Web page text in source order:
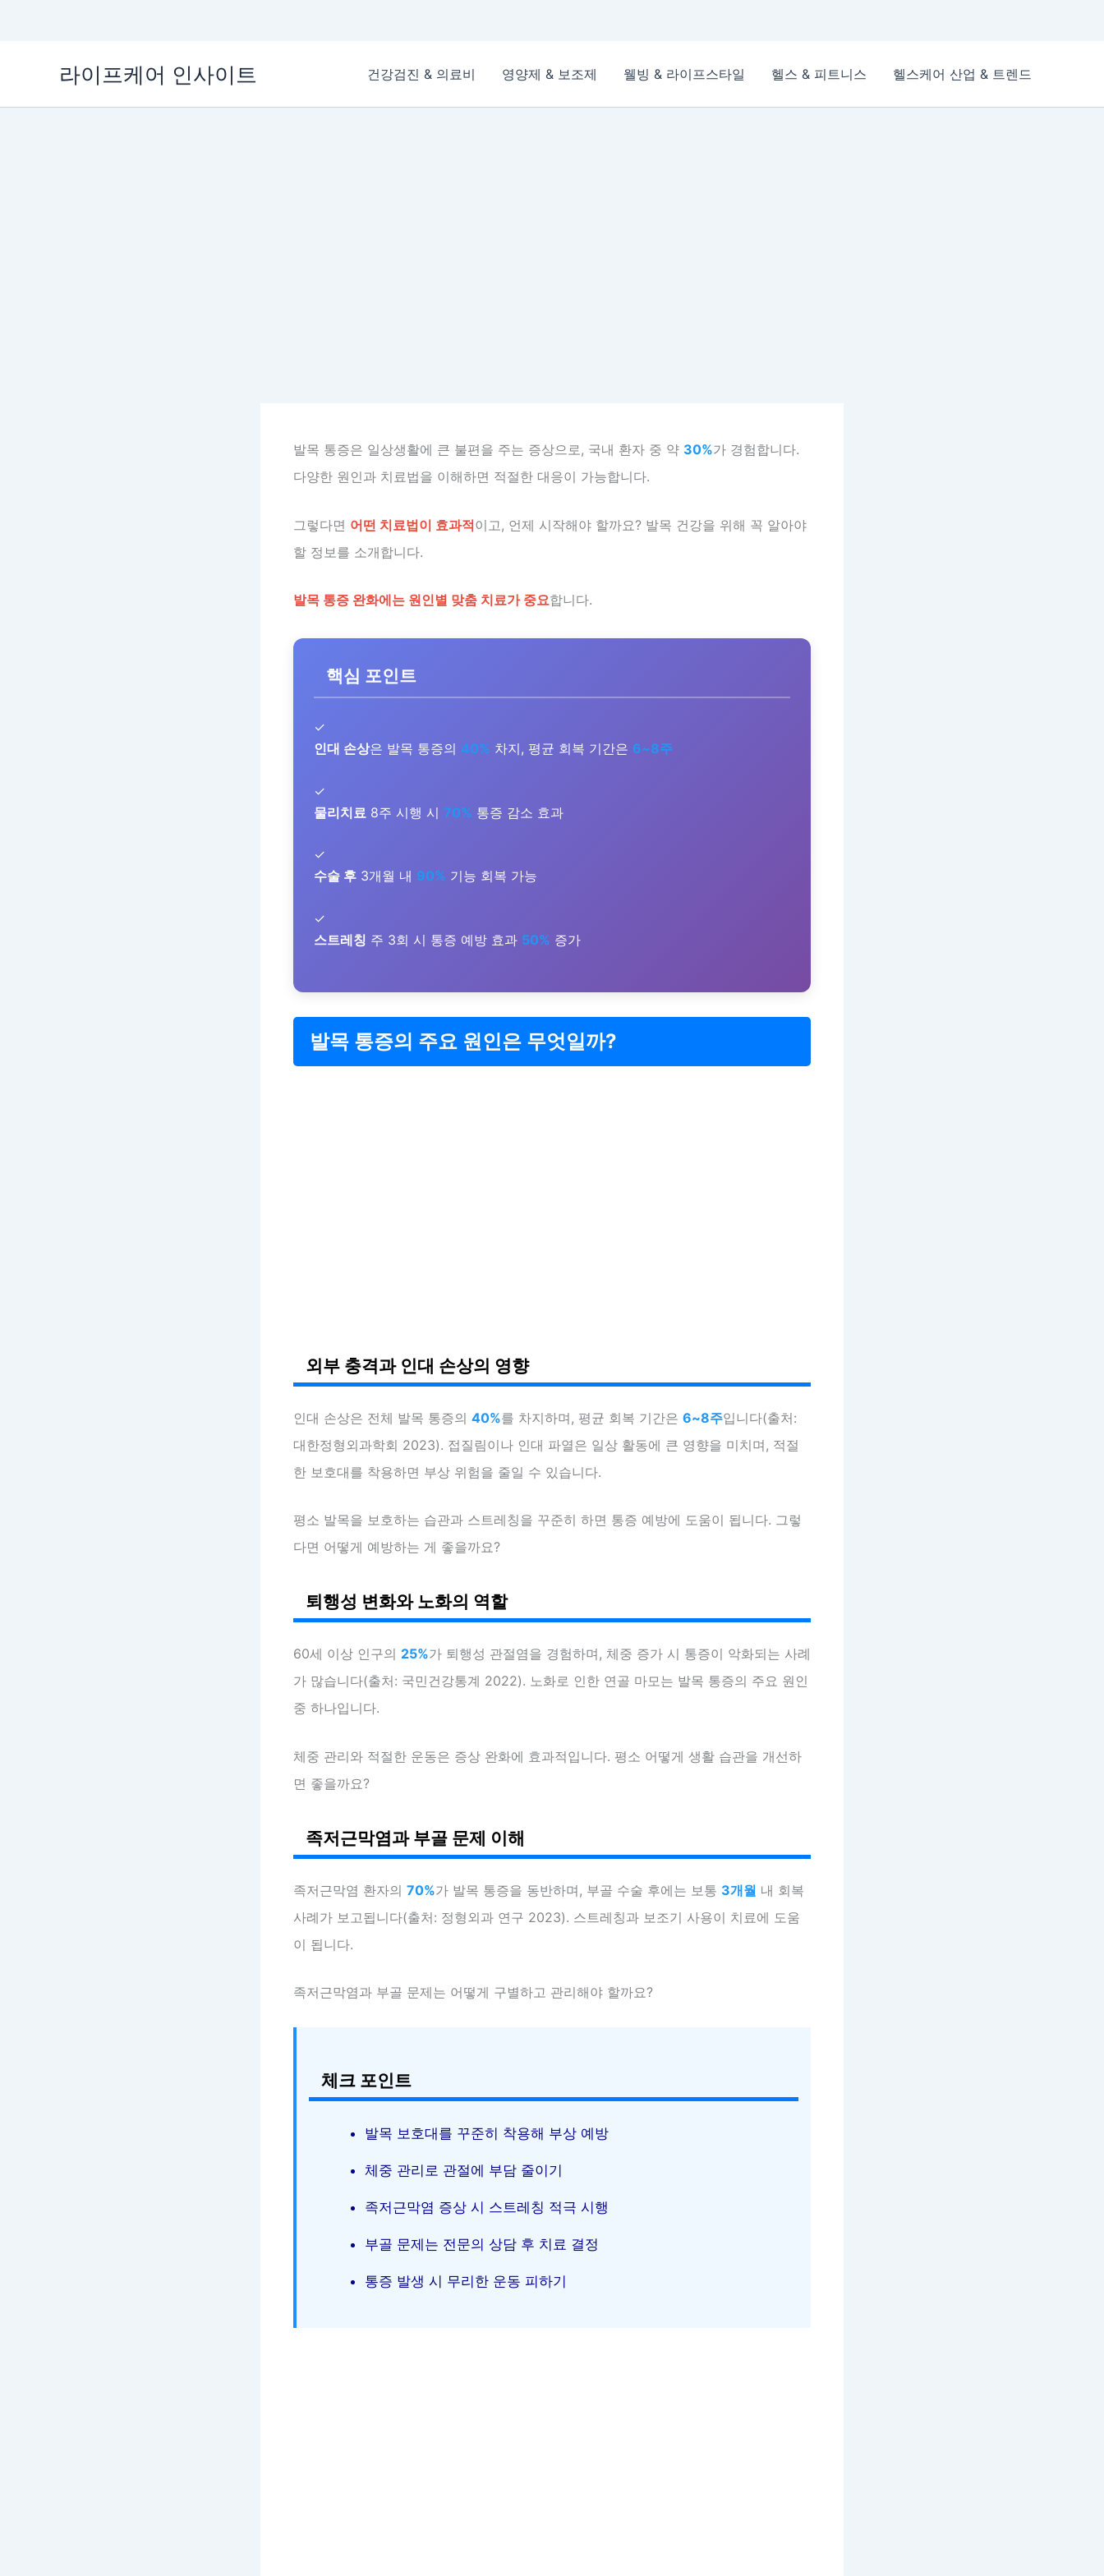
라이프케어 인사이트 건강검진 & 의료비 영양제 & 보조제 웰빙 & 라이프스타일 헬스 & 피트니스 헬스케어 산업 & 트렌드
발목 통증은 일상생활에 큰 불편을 주는 증상으로, 국내 환자 중 약 30%가 경험합니다.
다양한 원인과 치료법을 이해하면 적절한 대응이 가능합니다.
그렇다면 어떤 치료법이 효과적이고, 언제 시작해야 할까요? 발목 건강을 위해 꼭 알아야
할 정보를 소개합니다.
발목 통증 완화에는 원인별 맞춤 치료가 중요합니다.
핵심 포인트
✓
인대 손상은 발목 통증의 40% 차지, 평균 회복 기간은 6~8주
✓
물리치료 8주 시행 시 70% 통증 감소 효과
✓
수술 후 3개월 내 90% 기능 회복 가능
✓
스트레칭 주 3회 시 통증 예방 효과 50% 증가
발목 통증의 주요 원인은 무엇일까?
외부 충격과 인대 손상의 영향
인대 손상은 전체 발목 통증의 40%를 차지하며, 평균 회복 기간은 6~8주입니다(출처:
대한정형외과학회 2023). 접질림이나 인대 파열은 일상 활동에 큰 영향을 미치며, 적절
한 보호대를 착용하면 부상 위험을 줄일 수 있습니다.
평소 발목을 보호하는 습관과 스트레칭을 꾸준히 하면 통증 예방에 도움이 됩니다. 그렇
다면 어떻게 예방하는 게 좋을까요?
퇴행성 변화와 노화의 역할
60세 이상 인구의 25%가 퇴행성 관절염을 경험하며, 체중 증가 시 통증이 악화되는 사례
가 많습니다(출처: 국민건강통계 2022). 노화로 인한 연골 마모는 발목 통증의 주요 원인
중 하나입니다.
체중 관리와 적절한 운동은 증상 완화에 효과적입니다. 평소 어떻게 생활 습관을 개선하
면 좋을까요?
족저근막염과 부골 문제 이해
족저근막염 환자의 70%가 발목 통증을 동반하며, 부골 수술 후에는 보통 3개월 내 회복
사례가 보고됩니다(출처: 정형외과 연구 2023). 스트레칭과 보조기 사용이 치료에 도움
이 됩니다.
족저근막염과 부골 문제는 어떻게 구별하고 관리해야 할까요?
체크 포인트
발목 보호대를 꾸준히 착용해 부상 예방
체중 관리로 관절에 부담 줄이기
족저근막염 증상 시 스트레칭 적극 시행
부골 문제는 전문의 상담 후 치료 결정
통증 발생 시 무리한 운동 피하기